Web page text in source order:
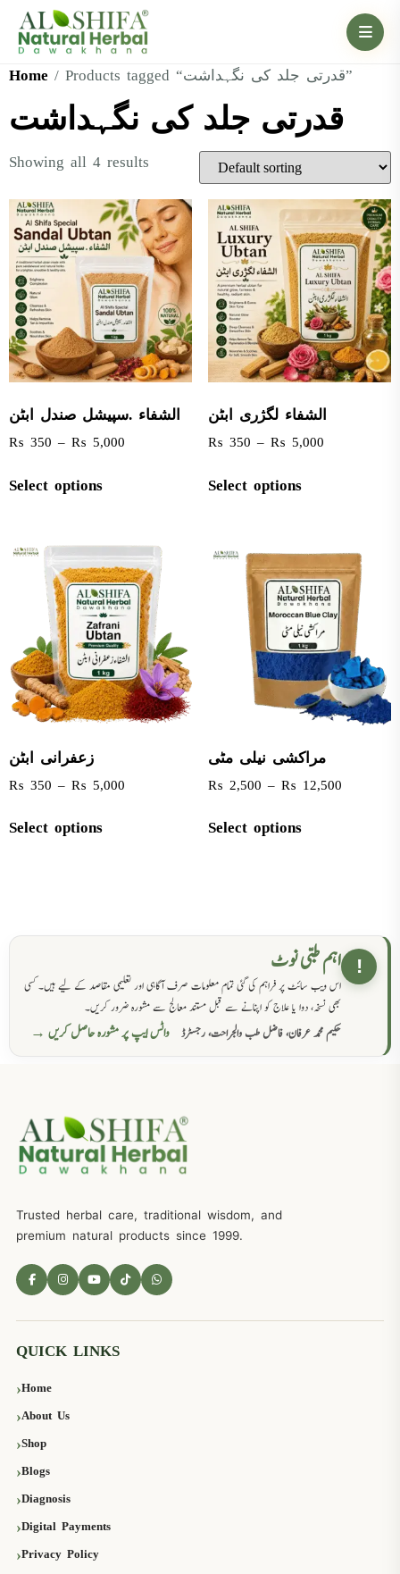
Home / Products tagged “قدرتی جلد کی نگہداشت”
قدرتی جلد کی نگہداشت
Showing all 4 results
الشفاء .سپیشل صندل ابٹن
₨ 350 – ₨ 5,000
Select options
الشفاء لگژری ابٹن
₨ 350 – ₨ 5,000
Select options
زعفرانی ابٹن
₨ 350 – ₨ 5,000
Select options
مراکشی نیلی مٹی
₨ 2,500 – ₨ 12,500
Select options
! اہم طبی نوٹ
اس ویب سائٹ پر فراہم کی گئی تمام معلومات صرف آگاہی اور تعلیمی مقاصد کے لیے ہیں۔ کسی
بھی نسخہ، دوا یا علاج کو اپنانے سے قبل مستند معالج سے مشورہ ضرور کریں۔
حکیم محمد عرفان، فاضل طب والجراحت، رجسٹرڈ
واٹس ایپ پر مشورہ حاصل کریں →
Trusted herbal care, traditional wisdom, and
premium natural products since 1999.
QUICK LINKS
Home
About Us
Shop
Blogs
Diagnosis
Digital Payments
Privacy Policy